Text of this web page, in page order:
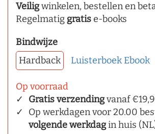
Veiligwinkelen, bestellen en
Regelmatig gratise-books
Bindwijze
Hardback
Luisterboek Ebook
Op voorraad
Gratis verzendingvanaf
Op werkdagen voor 20.00
volgende werkdagin huis